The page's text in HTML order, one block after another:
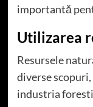
importantă
Utilizarea
Resursele
diverse
industria